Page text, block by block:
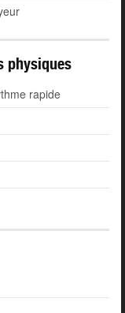
physiques
rapide